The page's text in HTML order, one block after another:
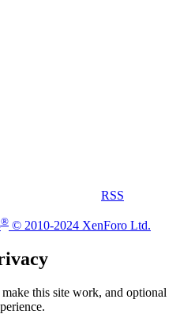
RSS
® © 2010-2024 XenForo Ltd.
make this site work, and optional